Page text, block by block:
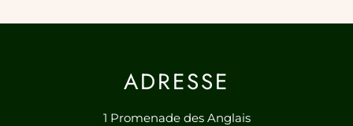
ADRESSE
1 Promenade des Anglais